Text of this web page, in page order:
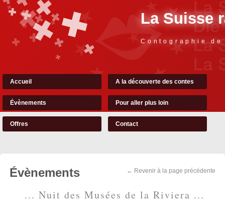
La Suisse
Contographie
Accueil A la découverte des contes
Évènements Pour aller plus loin
Offres Contact
← Revenir à la page précédente
Évènements
... Nuit des Musées de la Riviera ...